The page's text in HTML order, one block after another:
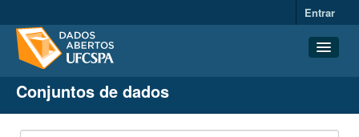
Entrar
Conjuntos de dados
Organizações
Conjuntos de dados